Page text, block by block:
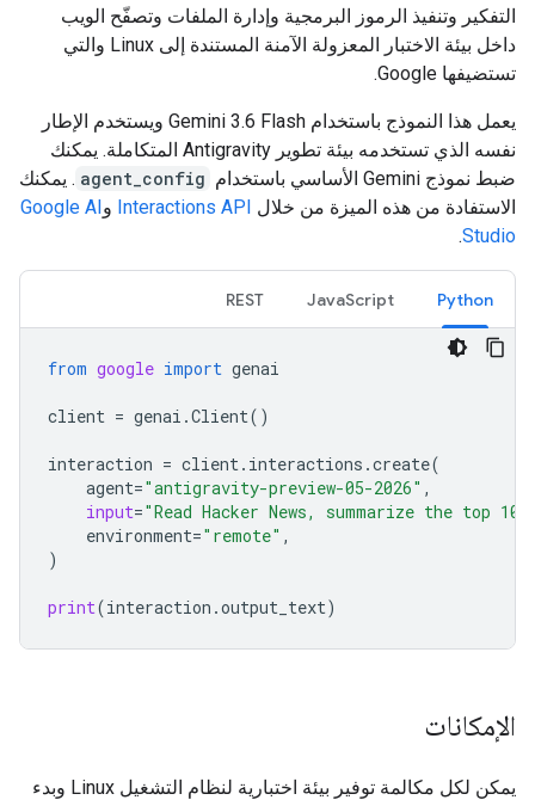
التفكير وتنفيذ الرموز البرمجية وإدارة الملفات وتصفّح الويب
داخل بيئة الاختبار المعزولة الآمنة المستندة إلى Linux والتي
تستضيفها Google.
يعمل هذا النموذج باستخدام Gemini 3.6 Flash ويستخدم الإطار
نفسه الذي تستخدمه بيئة تطوير Antigravity المتكاملة. يمكنك
ضبط نموذج Gemini الأساسي باستخدام
agent_config . يمكنك
الاستفادة من هذه الميزة من خلال Interactions API وGoogle AI
Studio
.
Python
JavaScript
REST
from google import genai
client = genai .Client()
interaction = client. interactions .create(
agent="antigravity-preview-05-2026" ,
input="Read Hacker News, summarize the top
environment="remote" ,
)
print(interaction .output_text)
الإمكانات
يمكن لكل مكالمة توفير بيئة اختبارية لنظام التشغيل Linux وبدء